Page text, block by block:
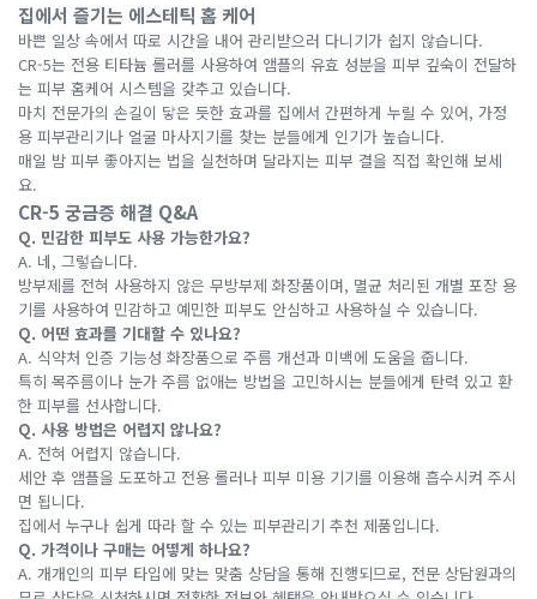
집에서 즐기는 에스테틱 홈 케어
바쁜 일상 속에서 따로 시간을 내어 관리받으러 다니기가 쉽지 않습니다.
CR-5는 전용 티타늄 롤러를 사용하여 앰플의 유효 성분을 피부 깊숙이 전달하
는 피부 홈케어 시스템을 갖추고 있습니다.
마치 전문가의 손길이 닿은 듯한 효과를 집에서 간편하게 누릴 수 있어, 가정
용 피부관리기나 얼굴 마사지기를 찾는 분들에게 인기가 높습니다.
매일 밤 피부 좋아지는 법을 실천하며 달라지는 피부 결을 직접 확인해 보세
요.
CR-5 궁금증 해결 Q&A
Q. 민감한 피부도 사용 가능한가요?
A. 네, 그렇습니다.
방부제를 전혀 사용하지 않은 무방부제 화장품이며, 멸균 처리된 개별 포장 용
기를 사용하여 민감하고 예민한 피부도 안심하고 사용하실 수 있습니다.
Q. 어떤 효과를 기대할 수 있나요?
A. 식약처 인증 기능성 화장품으로 주름 개선과 미백에 도움을 줍니다.
특히 목주름이나 눈가 주름 없애는 방법을 고민하시는 분들에게 탄력 있고 환
한 피부를 선사합니다.
Q. 사용 방법은 어렵지 않나요?
A. 전혀 어렵지 않습니다.
세안 후 앰플을 도포하고 전용 롤러나 피부 미용 기기를 이용해 흡수시켜 주시
면 됩니다.
집에서 누구나 쉽게 따라 할 수 있는 피부관리기 추천 제품입니다.
Q. 가격이나 구매는 어떻게 하나요?
A. 개개인의 피부 타입에 맞는 맞춤 상담을 통해 진행되므로, 전문 상담원과의